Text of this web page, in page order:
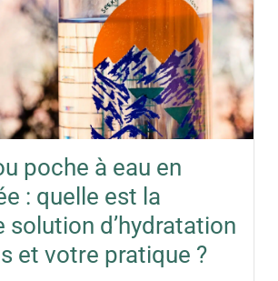
poche à eau en
: quelle est la
solution d’hydratation
et votre pratique ?